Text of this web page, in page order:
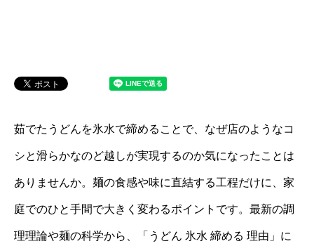
茹でたうどんを氷水で締めることで、なぜ店のようなコ
シと滑らかなのど越しが実現するのか気になったことは
ありませんか。麺の食感や味に直結する工程だけに、家
庭でのひと手間で大きく変わるポイントです。最新の調
理理論や麺の科学から、「うどん 氷水 締める 理由」に